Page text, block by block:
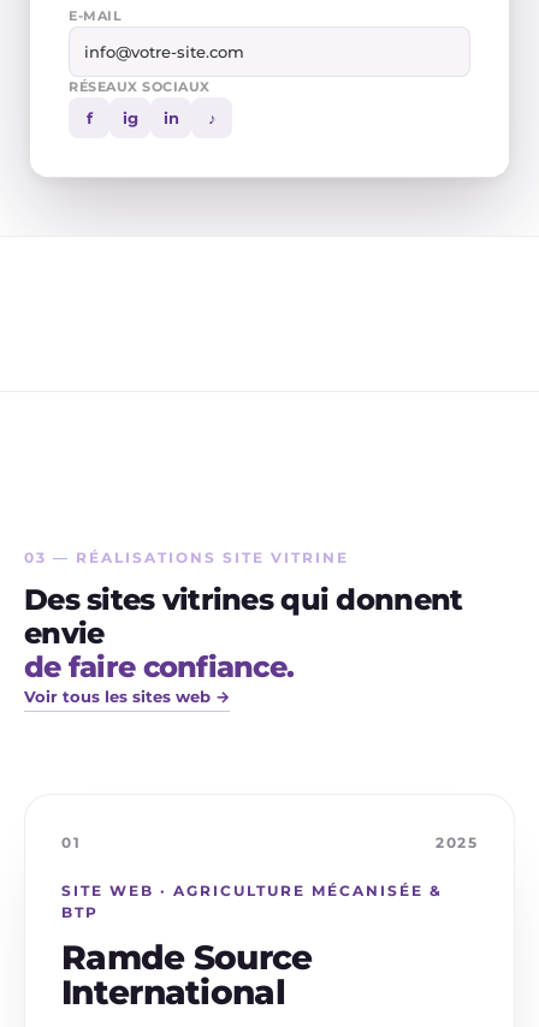
E-MAIL
info@votre-site.com
RÉSEAUX SOCIAUX
f ig in ♪
03 — RÉALISATIONS SITE VITRINE
Des sites vitrines qui donnent
envie
de faire confiance.
Voir tous les sites web →
01 2025
SITE WEB · AGRICULTURE MÉCANISÉE &
BTP
Ramde Source
International